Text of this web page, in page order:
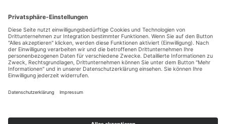
11
Okt.
Karpal/Sprunggelenk bis Huf)
11 Okt. 26
Burgstetten
01
Nov.
1 Tages Hufseminar-Sezieren16727 Velten - mit Michelle
Yakobi Anmeldung: unter info@difho.de